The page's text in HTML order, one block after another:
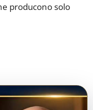
producono solo